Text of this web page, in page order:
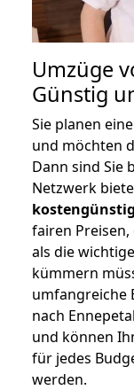
Umzüge
Günstig
Sie planen
und möchten
Dann sind Sie
Netzwerk
fairen
als die
kümmern
umfangreiche
nach
und können
für jedes
werden.